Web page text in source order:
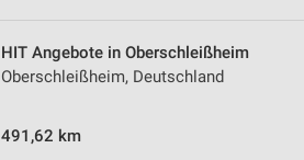
HIT Angebote in Oberschleißheim
Oberschleißheim, Deutschland
491,62 km